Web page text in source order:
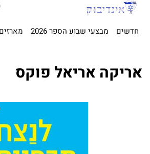
חדשים מבצעי שבוע הספר 2026
אריקה אריאל פוקס